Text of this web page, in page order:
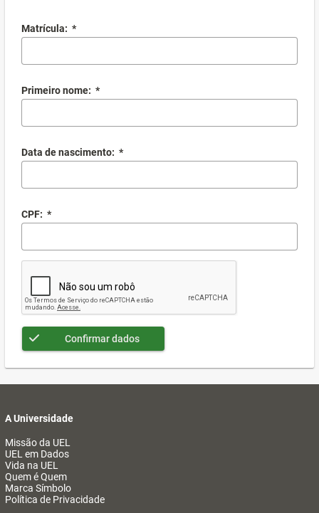
Matrícula: *
Primeiro nome: *
Data de nascimento: *
CPF: *
Confirmar dados
A Universidade
Missão da UEL
UEL em Dados
Vida na UEL
Quem é Quem
Marca Símbolo
Política de Privacidade